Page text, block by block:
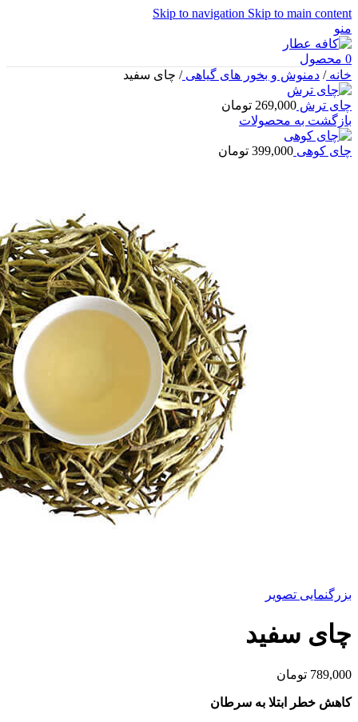
Skip to navigation Skip to main content
منو
0 محصول
خانه/ دمنوش و بخور های گیاهی/ چای سفید
چای ترش 269,000 تومان
بازگشت به محصولات
چای کوهی 399,000 تومان
بزرگنمایی تصویر
چای سفید
789,000 تومان
کاهش خطر ابتلا به سرطان